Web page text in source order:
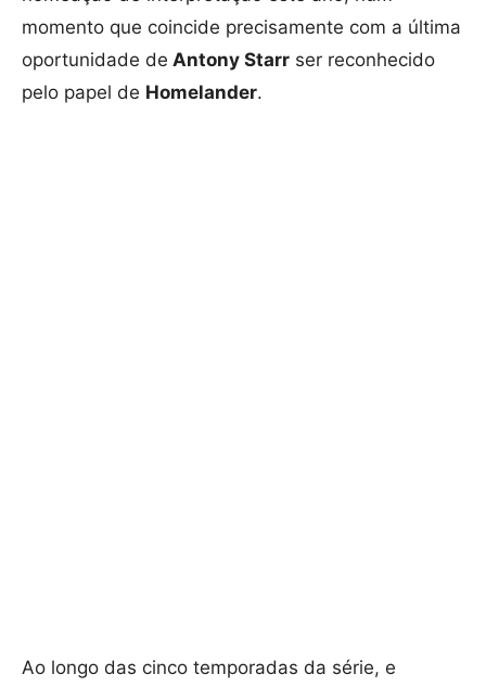
momento que coincide precisamente com a última
oportunidade de Antony Starr ser reconhecido
pelo papel de Homelander.
Ao longo das cinco temporadas da série, e